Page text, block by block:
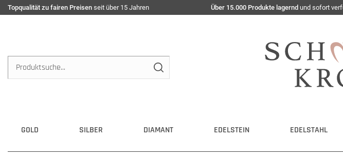
Topqualität zu fairen Preisen seit über 15 Jahren Über 15.000 Produkte lagernd und sofort
GOLD SILBER DIAMANT EDELSTEIN EDELSTAHL